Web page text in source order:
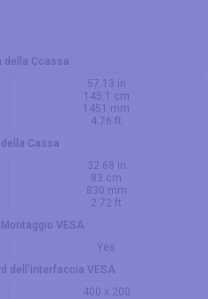
della Ccassa
57.13 in
145.1 cm
1451 mm
4.76 ft
Cassa
32.68 in
83 cm
830 mm
2.72 ft
VESA
Yes
dell'interfaccia VESA
400 x 200